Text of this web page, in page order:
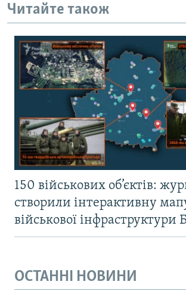
Читайте також
150 військових об’єктів:
створили інтерактивну
військової інфраструктури
ОСТАННІ НОВИНИ